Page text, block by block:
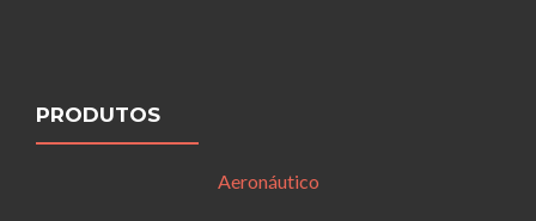
PRODUTOS
Aeronáutico